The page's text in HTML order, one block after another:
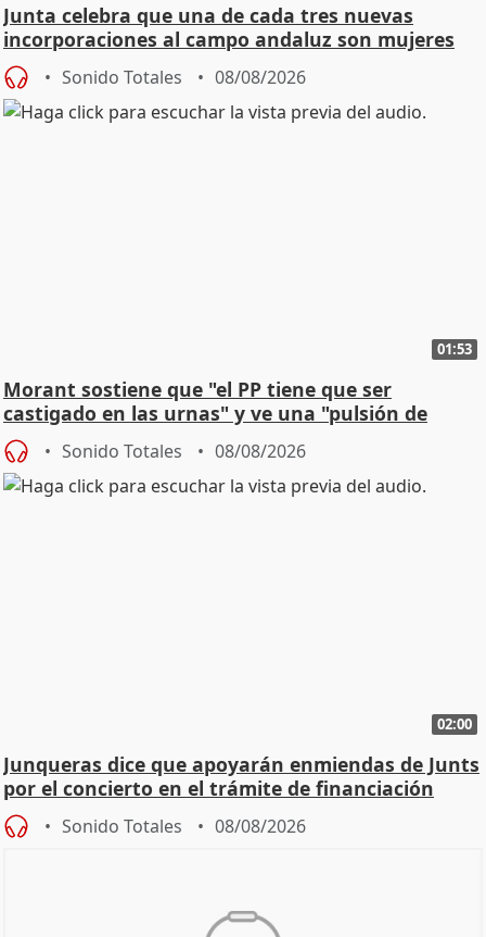
Junta celebra que una de cada tres nuevas
incorporaciones al campo andaluz son mujeres
jóvenes
Sonido Totales 08/08/2026
01:53
Morant sostiene que "el PP tiene que ser
castigado en las urnas" y ve una "pulsión de
cambio"
Sonido Totales 08/08/2026
02:00
Junqueras dice que apoyarán enmiendas de Junts
por el concierto en el trámite de financiación
Sonido Totales 08/08/2026